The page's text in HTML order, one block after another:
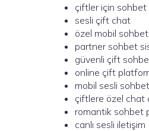
çiftler için sohbet
sesli çift chat
özel mobil sohbet
partner sohbet
güvenli çift
online çift
mobil sesli sohbet
çiftlere özel chat
romantik sohbet
canlı sesli iletişim